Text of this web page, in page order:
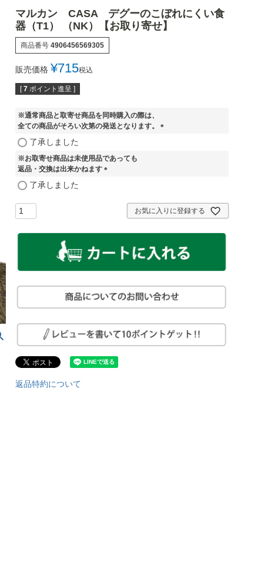
マルカン CASA デグーのこぼれにくい食
器（T1） （NK）【お取り寄せ】
商品番号 4906456569305
販売価格 ¥715税込
[ 7 ポイント進呈 ]
※通常商品と取寄せ商品を同時購入の際は、
全ての商品がそろい次第の発送となります。
了承しました
※お取寄せ商品は未使用品であっても
返品・交換は出来かねます
了承しました
お気に入りに登録する
返品特約について